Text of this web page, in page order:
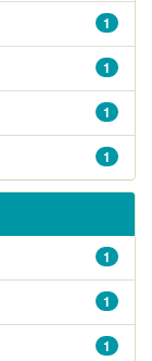
1
1
1
1
1
1
1